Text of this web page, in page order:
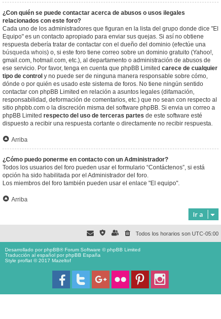
¿Con quién se puede contactar acerca de abusos o usos ilegales
relacionados con este foro?
Cada uno de los administradores que figuran en la lista del grupo donde dice "El
Equipo" es un contacto apropiado para enviar sus quejas. Si así no obtiene
respuesta debería tratar de contactar con el dueño del dominio (efectúe una
búsqueda whois) o, si este foro tiene correo sobre un dominio gratuito (Yahoo!,
gmail.com, hotmail.com, etc.), al departamento o administración de abusos de
ese servicio. Por favor, tenga en cuenta que phpBB Limited carece de cualquier
tipo de control y no puede ser de ninguna manera responsable sobre cómo,
dónde o por quién es usado este sistema de foros. No tiene ningún sentido
contactar con phpBB Limited en relación a asuntos legales (difamación,
responsabilidad, deformación de comentarios, etc.) que no sean con respecto al
sitio phpbb.com o la discreción misma del software phpBB. Si envia un correo a
phpBB Limited respecto del uso de terceras partes de este software esté
dispuesto a recibir una respuesta cortante o directamente no recibir respuesta.
Arriba
¿Cómo puedo ponerme en contacto con un Administrador?
Todos los usuarios del foro pueden usar el formulario “Contáctenos”, si está
opción ha sido habilitada por el Administrador del foro.
Los miembros del foro también pueden usar el enlace "El equipo".
Arriba
Ir a
Todos los horarios son UTC-05:00
Desarrollado porphpBB® Forum Software © phpBB Limited
Traducción al español porphpBB España
Style proflat © 2017 Mazeltof